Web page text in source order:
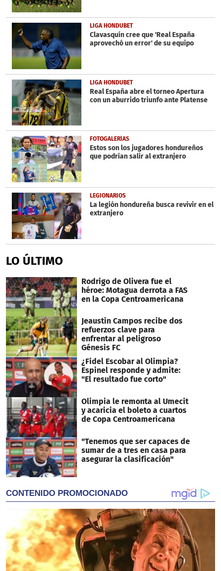
LIGA HONDUBET
Clavasquín cree que 'Real España
aprovechó un error' de su equipo
LIGA HONDUBET
Real España abre el torneo Apertura
con un aburrido triunfo ante Platense
FOTOGALERÍAS
Estos son los jugadores hondureños
que podrían salir al extranjero
LEGIONARIOS
La legión hondureña busca revivir en el
extranjero
LO ÚLTIMO
Rodrigo de Olivera fue el
héroe: Motagua derrota a FAS
en la Copa Centroamericana
Jeaustin Campos recibe dos
refuerzos clave para
enfrentar al peligroso
Génesis FC
¿Fidel Escobar al Olimpia?
Espinel responde y admite:
"El resultado fue corto"
Olimpia le remonta al Umecit
y acaricia el boleto a cuartos
de Copa Centroamericana
"Tenemos que ser capaces de
sumar de a tres en casa para
asegurar la clasificación"